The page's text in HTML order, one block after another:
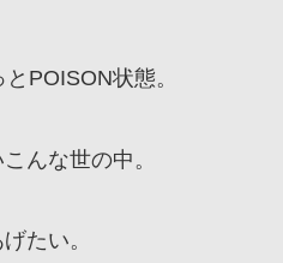
POISON状態。
んな世の中。
たい。